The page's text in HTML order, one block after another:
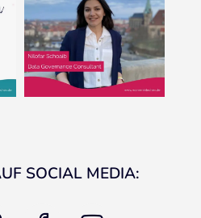
SOCIAL MEDIA:
instagram